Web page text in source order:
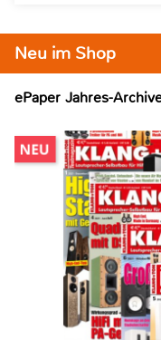
Neu im Shop
ePaper Jahres-